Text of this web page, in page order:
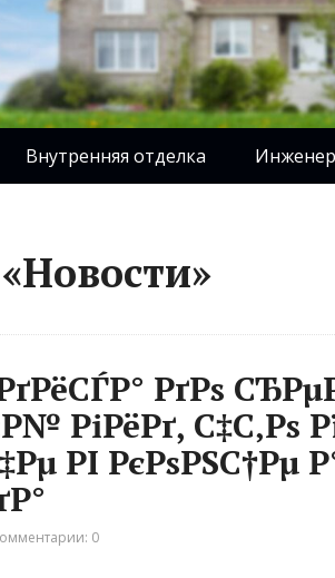
Внутренняя отделка
РґРѕ
РіРёРґ, С‡С‚Рѕ
РІ РєРѕРЅС†Рµ
0